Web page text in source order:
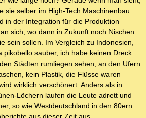
sie selber im High-Tech Maschinenbau
in der Integration für die Produktion
sich, wo dann in Zukunft noch Nischen
sein sollen. Im Vergleich zu Indonesien,
pikobello sauber, ich habe keinen Dreck
Städten rumliegen sehen, an den Ufern
kein Plastik, die Flüsse waren
wirklich verschönert. Anders als in
Löchern laufen die Leute adrett und
so wie Westdeutschland in den 80ern.